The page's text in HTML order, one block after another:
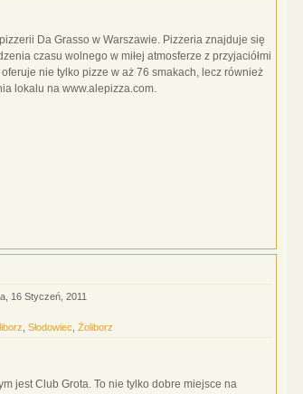
Da Grasso w Warszawie. Pizzeria znajduje się
czasu wolnego w miłej atmosferze z przyjaciółmi
nie tylko pizze w aż 76 smakach, lecz również
lokalu na www.alepizza.com.
16 Styczeń, 2011
Słodowiec Żoliborz
jest Club Grota. To nie tylko dobre miejsce na